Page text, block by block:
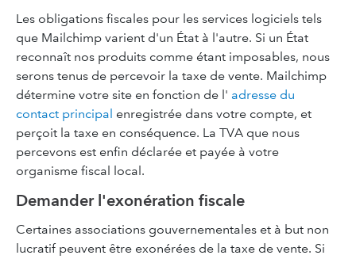
Les obligations fiscales pour les services logiciels tels
que Mailchimp varient d'un État à l'autre. Si un État
reconnaît nos produits comme étant imposables, nous
serons tenus de percevoir la taxe de vente. Mailchimp
détermine votre site en fonction de l' adresse du
contact principal enregistrée dans votre compte, et
perçoit la taxe en conséquence. La TVA que nous
percevons est enfin déclarée et payée à votre
organisme fiscal local.
Demander l'exonération fiscale
Certaines associations gouvernementales et à but non
lucratif peuvent être exonérées de la taxe de vente. Si